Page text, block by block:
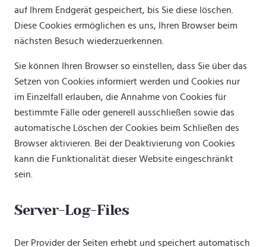
auf Ihrem Endgerät gespeichert, bis Sie diese löschen.
Diese Cookies ermöglichen es uns, Ihren Browser beim
nächsten Besuch wiederzuerkennen.
Sie können Ihren Browser so einstellen, dass Sie über das
Setzen von Cookies informiert werden und Cookies nur
im Einzelfall erlauben, die Annahme von Cookies für
bestimmte Fälle oder generell ausschließen sowie das
automatische Löschen der Cookies beim Schließen des
Browser aktivieren. Bei der Deaktivierung von Cookies
kann die Funktionalität dieser Website eingeschränkt
sein.
Server-Log-Files
Der Provider der Seiten erhebt und speichert automatisch